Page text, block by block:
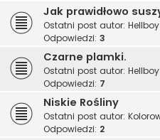
Jak prawidłowo
Ostatni post autor: Hellboy
Odpowiedzi: 3
Czarne plamki.
Ostatni post autor: Hellboy
Odpowiedzi: 7
Niskie Rośliny
Ostatni post autor:
Odpowiedzi: 2